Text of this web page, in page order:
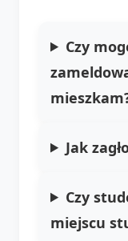
Czy
Jak
Czy
miejscu